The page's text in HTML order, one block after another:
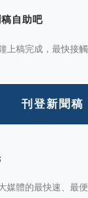
自助吧
上稿完成，最快接
刊登新聞稿
媒體的最快速、最便